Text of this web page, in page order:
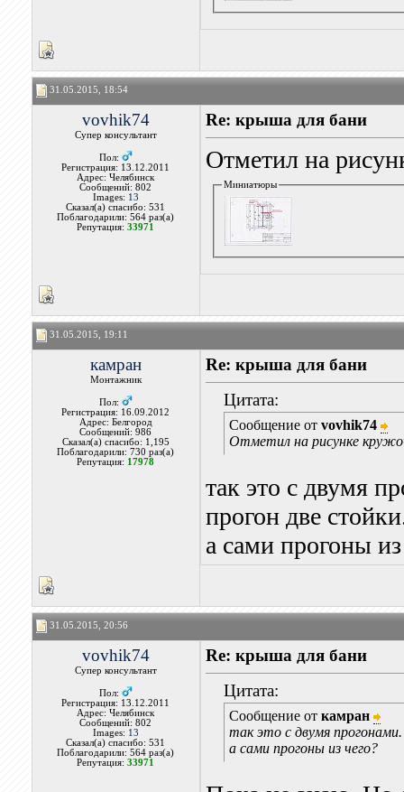
31.05.2015, 18:54
vovhik74
Супер консультант
Пол:
Регистрация: 13.12.2011
Адрес: Челябинск
Сообщений: 802
Images: 13
Сказал(а) спасибо: 531
Поблагодарили: 564 раз(а)
Репутация:33971
Re: крыша для бани
Отметил на
Миниатюры
31.05.2015, 19:11
камран
Монтажник
Пол:
Регистрация: 16.09.2012
Адрес: Белгород
Сообщений: 986
Сказал(а) спасибо: 1,195
Поблагодарили: 730 раз(а)
Репутация: 17978
Re: крыша для бани
Цитата:
Сообщение от vovhik74
Отметил на рисунке
так это с двумя
прогон две
а сами прогоны из
31.05.2015, 20:56
vovhik74
Супер консультант
Пол:
Регистрация: 13.12.2011
Адрес: Челябинск
Сообщений: 802
Images: 13
Сказал(а) спасибо: 531
Поблагодарили: 564 раз(а)
Репутация:33971
Re: крыша для бани
Цитата:
Сообщение от камран
так это с двумя
а сами прогоны из чего?